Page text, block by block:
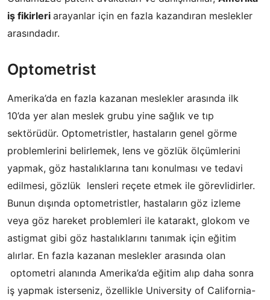
iş fikirleri arayanlar için en fazla kazandıran meslekler
arasındadır.
Optometrist
Amerika’da en fazla kazanan meslekler arasında ilk
10’da yer alan meslek grubu yine sağlık ve tıp
sektörüdür. Optometristler, hastaların genel görme
problemlerini belirlemek, lens ve gözlük ölçümlerini
yapmak, göz hastalıklarına tanı konulması ve tedavi
edilmesi, gözlük lensleri reçete etmek ile görevlidirler.
Bunun dışında optometristler, hastaların göz izleme
veya göz hareket problemleri ile katarakt, glokom ve
astigmat gibi göz hastalıklarını tanımak için eğitim
alırlar. En fazla kazanan meslekler arasında olan
optometri alanında Amerika’da eğitim alıp daha sonra
iş yapmak isterseniz, özellikle University of California-